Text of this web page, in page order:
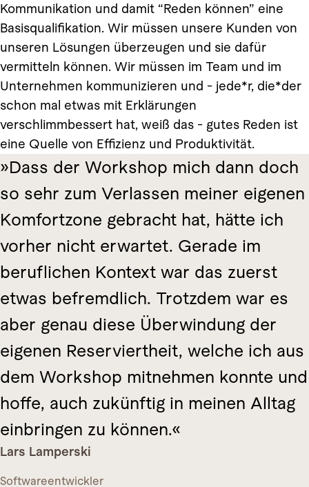
Kommunikation und damit “Reden können” eine
Basisqualifikation. Wir müssen unsere Kunden von
unseren Lösungen überzeugen und sie dafür
vermitteln können. Wir müssen im Team und im
Unternehmen kommunizieren und - jede*r, die*der
schon mal etwas mit Erklärungen
verschlimmbessert hat, weiß das - gutes Reden ist
eine Quelle von Effizienz und Produktivität.
Dass der Workshop mich dann doch
so sehr zum Verlassen meiner eigenen
Komfortzone gebracht hat, hätte ich
vorher nicht erwartet. Gerade im
beruflichen Kontext war das zuerst
etwas befremdlich. Trotzdem war es
aber genau diese Überwindung der
eigenen Reserviertheit, welche ich aus
dem Workshop mitnehmen konnte und
hoffe, auch zukünftig in meinen Alltag
einbringen zu können.
Lars Lamperski
Softwareentwickler